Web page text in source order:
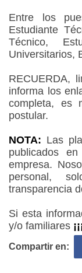
Entre los
Estudiante
Técnico,
Universitarios,
RECUERDA,
informa los
completa, es
postular.
NOTA: Las
publicados
empresa.
personal,
transparencia
Si esta
y/o familiares
Compartir en: